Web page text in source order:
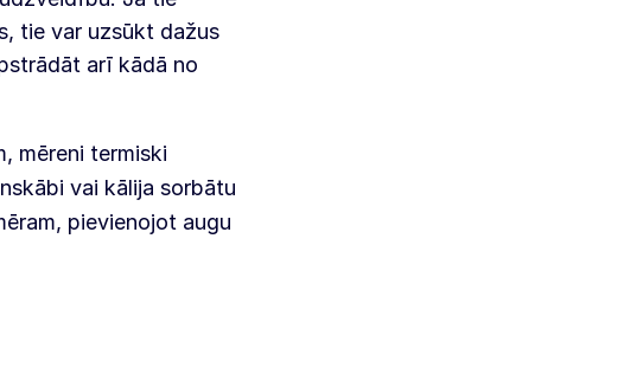
tie var uzsūkt dažus
arī kādā no
mēreni termiski
vai kālija sorbātu
pievienojot augu